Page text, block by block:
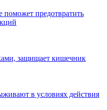
поможет предотвратить
защищает кишечник
в условиях действия